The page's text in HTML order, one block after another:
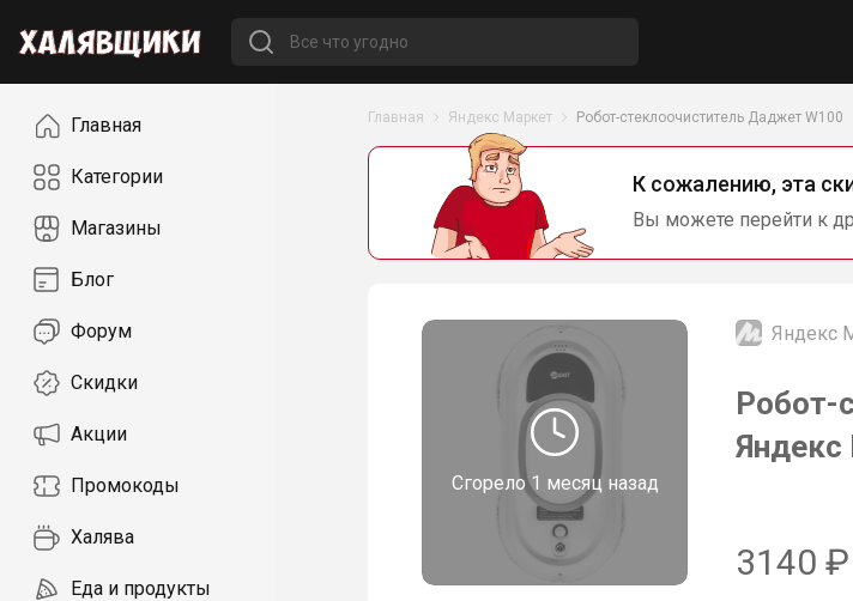
НавигацияГлавная
Категории
Магазины
Блог
Форум
Скидки
Акции
Промокоды
Халява
Еда и продукты
Главная Яндекс Маркет Робот-стеклоочиститель Даджет W100
К сожалению, эта
Вы можете перейти к
Сгорело1 месяц назад
Яндекс
Робот-
Яндекс
3140 ₽